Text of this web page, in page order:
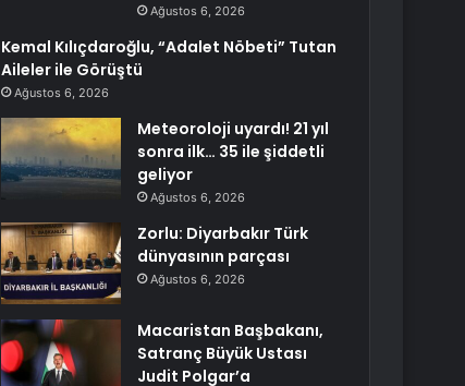
Ağustos 6, 2026
Kemal Kılıçdaroğlu, “Adalet Nöbeti” Tutan
Aileler ile Görüştü
Ağustos 6, 2026
Meteoroloji uyardı! 21 yıl
sonra ilk… 35 ile şiddetli
geliyor
Ağustos 6, 2026
Zorlu: Diyarbakır Türk
dünyasının parçası
Ağustos 6, 2026
Macaristan Başbakanı,
Satranç Büyük Ustası
Judit Polgar’a